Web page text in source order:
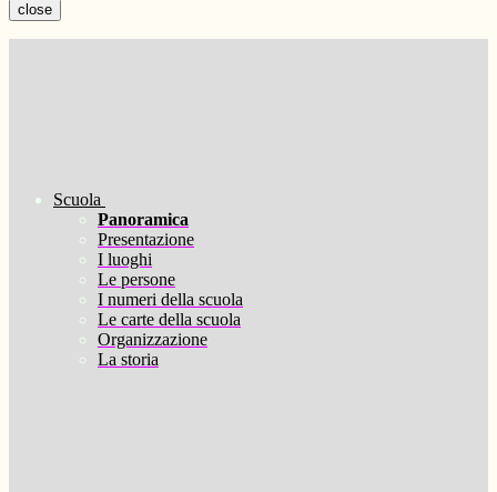
close
Scuola
Panoramica
Presentazione
I luoghi
Le persone
I numeri della scuola
Le carte della scuola
Organizzazione
La storia